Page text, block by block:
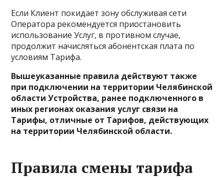
Если Клиент покидает зону обслуживая сети
Оператора рекомендуется приостановить
использование Услуг, в противном случае,
продолжит начисляться абонентская плата по
условиям Тарифа.
Вышеуказанные правила действуют также
при подключении на территории Челябинской
области Устройства, ранее подключенного в
иных регионах оказания услуг связи на
Тарифы, отличные от Тарифов, действующих
на территории Челябинской области.
Правила смены тарифа